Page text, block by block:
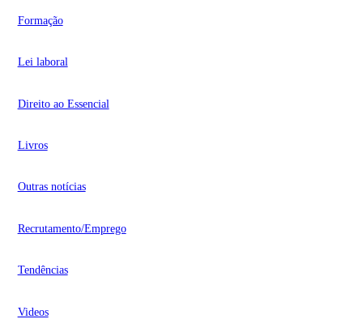
Formação
Lei laboral
Direito ao Essencial
Livros
Outras notícias
Recrutamento/Emprego
Tendências
Videos